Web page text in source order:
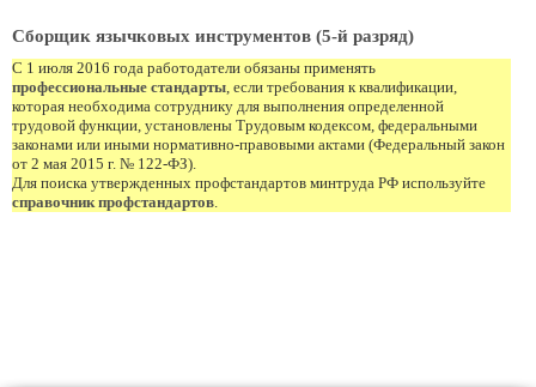
Сборщик язычковых инструментов (5-й разряд)
С 1 июля 2016 года работодатели обязаны применять
профессиональные стандарты, если требования к квалификации,
которая необходима сотруднику для выполнения определенной
трудовой функции, установлены Трудовым кодексом, федеральными
законами или иными нормативно-правовыми актами (Федеральный закон
от 2 мая 2015 г. № 122-ФЗ).
Для поиска утвержденных профстандартов минтруда РФ используйте
справочник профстандартов.